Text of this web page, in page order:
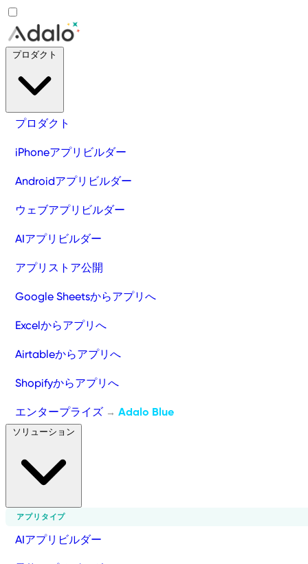
プロダクト
iPhoneアプリビルダー
Androidアプリビルダー
ウェブアプリビルダー
AIアプリビルダー
アプリストア公開
Google Sheetsからアプリへ
Excelからアプリへ
Airtableからアプリへ
Shopifyからアプリへ
エンタープライズ → Adalo Blue
アプリタイプ
AIアプリビルダー